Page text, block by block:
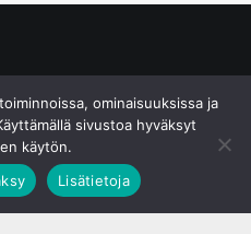
ominaisuuksissa ja
sivustoa hyväksyt
käytön.
Lisätietoja